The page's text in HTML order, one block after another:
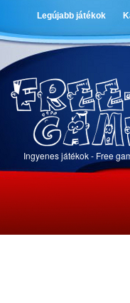
Legújabb játékok
Ingyenes játékok - Free